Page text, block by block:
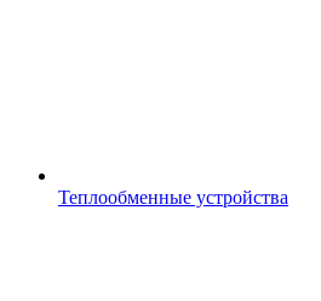
Теплообменные устройства